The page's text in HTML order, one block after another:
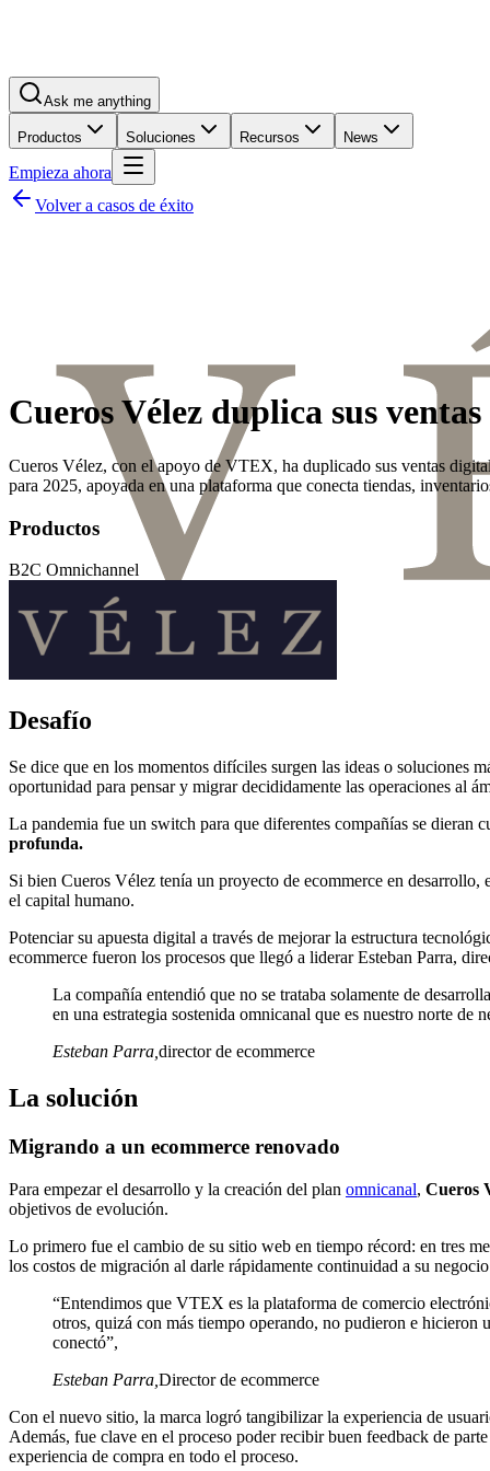
Ask me anything
Productos Soluciones Recursos News
Empieza ahora
Volver a casos de éxito
Cueros Vélez duplica sus
Cueros Vélez, con el apoyo de VTEX, ha duplicado sus ventas
para 2025, apoyada en una plataforma que conecta tiendas,
Productos
B2C Omnichannel
Desafío
Se dice que en los momentos difíciles surgen las ideas o soluciones
oportunidad para pensar y migrar decididamente las operaciones al
La pandemia fue un switch para que diferentes compañías se dieran
profunda.
Si bien Cueros Vélez tenía un proyecto de ecommerce en
el capital humano.
Potenciar su apuesta digital a través de mejorar la estructura
ecommerce fueron los procesos que llegó a liderar Esteban Parra,
La compañía entendió que no se trataba solamente de
en una estrategia sostenida omnicanal que es nuestro norte de
Esteban Parra director de ecommerce
La solución
Migrando a un ecommerce renovado
Para empezar el desarrollo y la creación del plan omnicanal, Cueros
objetivos de evolución.
Lo primero fue el cambio de su sitio web en tiempo récord: en tres
los costos de migración al darle rápidamente continuidad a su
“Entendimos que VTEX es la plataforma de comercio
otros, quizá con más tiempo operando, no pudieron e
conectó”,
Esteban Parra Director de ecommerce
Con el nuevo sitio, la marca logró tangibilizar la experiencia de
Además, fue clave en el proceso poder recibir buen feedback de
experiencia de compra en todo el proceso.